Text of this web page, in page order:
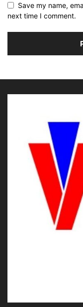
Save my name,
next time I comment.